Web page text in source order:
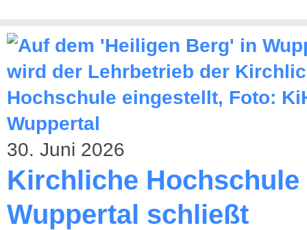
30. Juni 2026
Kirchliche Hochschule
Wuppertal schließt